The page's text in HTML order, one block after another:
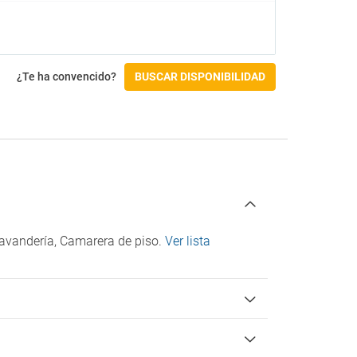
Gimnasio
Parque acuático
¿Te ha convencido? BUSCAR DISPONIBILIDAD
Camarera de piso. Ver lista